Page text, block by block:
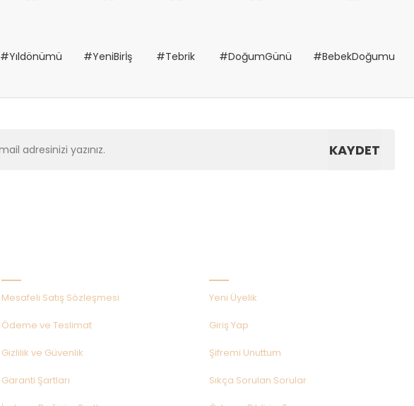
#Yıldönümü #YeniBirİş #Tebrik #DoğumGünü #BebekDoğumu
KAYDET
Mesafeli Satış Sözleşmesi
Ödeme ve Teslimat
Gizlilik ve Güvenlik
Garanti Şartları
Yeni Üyelik
Giriş Yap
Şifremi Unuttum
Sıkça Sorulan Sorular